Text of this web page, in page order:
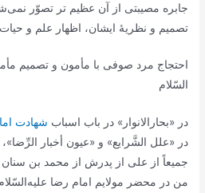
جابره‌ مصیبتی‌ از آن‌ عظیم تر تصوّر
تصمیم‌ و نظریۀ ایشان‌، اظهار علم‌ و
احتجاج‌ مرد صوفی‌ با مأمون‌ و تصمیم‌
السّلام
در «بحارالانوار» در باب‌ اسباب‌ شهادت‌
در «علل‌ الشَّرایع‌» و «عیون‌ أخبار
جمیعاً از علی‌ از پدرش‌ از محمد بن‌
من‌ در محضر مولایم‌ امام‌ رضا